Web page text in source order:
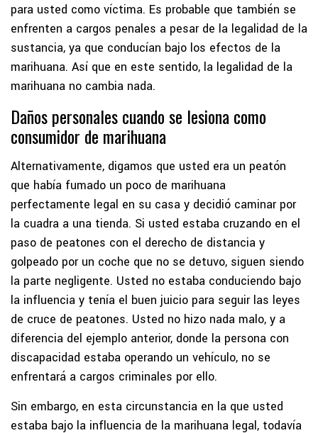
para usted como víctima. Es probable que también se
enfrenten a cargos penales a pesar de la legalidad de la
sustancia, ya que conducían bajo los efectos de la
marihuana. Así que en este sentido, la legalidad de la
marihuana no cambia nada.
Daños personales cuando se lesiona como
consumidor de marihuana
Alternativamente, digamos que usted era un peatón
que había fumado un poco de marihuana
perfectamente legal en su casa y decidió caminar por
la cuadra a una tienda. Si usted estaba cruzando en el
paso de peatones con el derecho de distancia y
golpeado por un coche que no se detuvo, siguen siendo
la parte negligente. Usted no estaba conduciendo bajo
la influencia y tenía el buen juicio para seguir las leyes
de cruce de peatones. Usted no hizo nada malo, y a
diferencia del ejemplo anterior, donde la persona con
discapacidad estaba operando un vehículo, no se
enfrentará a cargos criminales por ello.
Sin embargo, en esta circunstancia en la que usted
estaba bajo la influencia de la marihuana legal, todavía